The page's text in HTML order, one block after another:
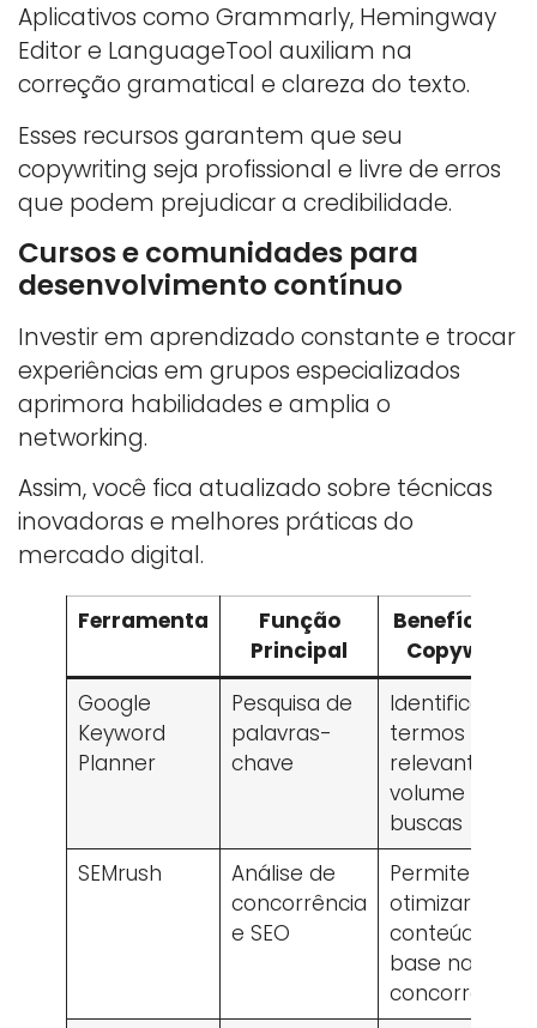
Aplicativos como Grammarly, Hemingway
Editor e LanguageTool auxiliam na
correção gramatical e clareza do texto.
Esses recursos garantem que seu
copywriting seja profissional e livre de erros
que podem prejudicar a credibilidade.
Cursos e comunidades para
desenvolvimento contínuo
Investir em aprendizado constante e trocar
experiências em grupos especializados
aprimora habilidades e amplia o
networking.
Assim, você fica atualizado sobre técnicas
inovadoras e melhores práticas do
mercado digital.
Ferramenta
Função
Principal
Benefício
Google
Keyword
Planner
Pesquisa de
palavras-
chave
Identifica
termos
relevantes e
volume de
buscas
SEMrush
Análise de
concorrência
e SEO
Permite
otimizar
conteúdo
base na
concorrência